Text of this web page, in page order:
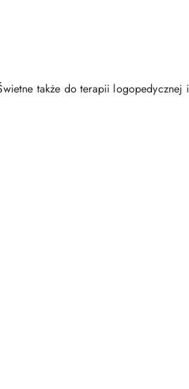
także do terapii logopedycznej i